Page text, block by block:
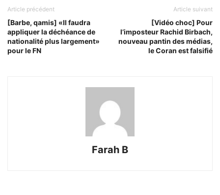
Article précédent
[Barbe, qamis] «Il faudra
appliquer la déchéance de
nationalité plus largement»
pour le FN
Article suivant
[Vidéo choc] Pour
l’imposteur Rachid Birbach,
nouveau pantin des médias,
le Coran est falsifié
Farah B